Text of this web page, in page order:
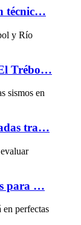
técnic…
Trébo…
tra…
para …